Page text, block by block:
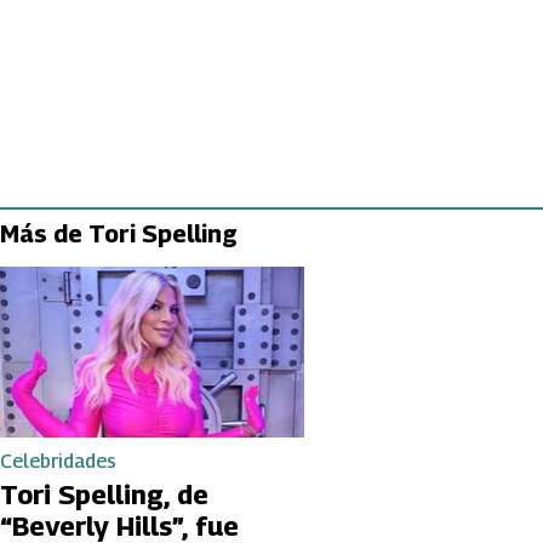
Más de Tori Spelling
Celebridades
Tori Spelling, de
“Beverly Hills”, fue